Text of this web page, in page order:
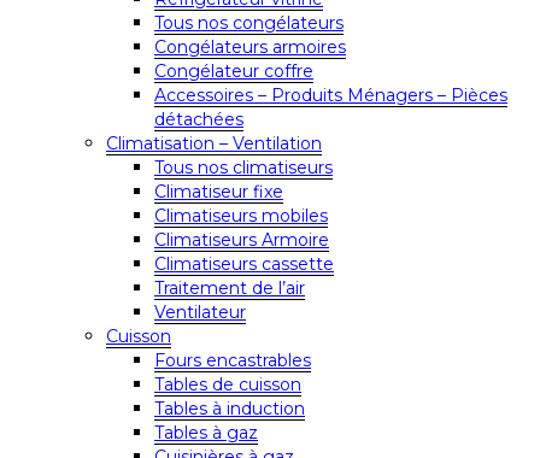
Tous nos congélateurs
Congélateurs armoires
Congélateur coffre
Accessoires – Produits Ménagers – Pièces
détachées
Climatisation – Ventilation
Tous nos climatiseurs
Climatiseur fixe
Climatiseurs mobiles
Climatiseurs Armoire
Climatiseurs cassette
Traitement de l’air
Ventilateur
Cuisson
Fours encastrables
Tables de cuisson
Tables à induction
Tables à gaz